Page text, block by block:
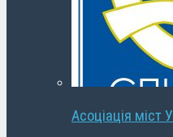
Асоціація міст